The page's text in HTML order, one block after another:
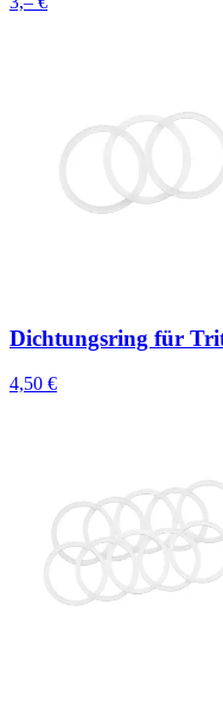
Dichtungsring für
4,50 €